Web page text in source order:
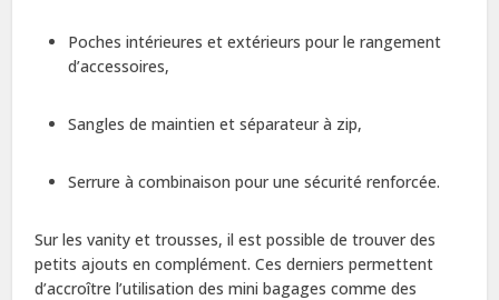
Poches intérieures et extérieurs pour le rangement
d’accessoires,
Sangles de maintien et séparateur à zip,
Serrure à combinaison pour une sécurité renforcée.
Sur les vanity et trousses, il est possible de trouver des
petits ajouts en complément. Ces derniers permettent
d’accroître l’utilisation des mini bagages comme des